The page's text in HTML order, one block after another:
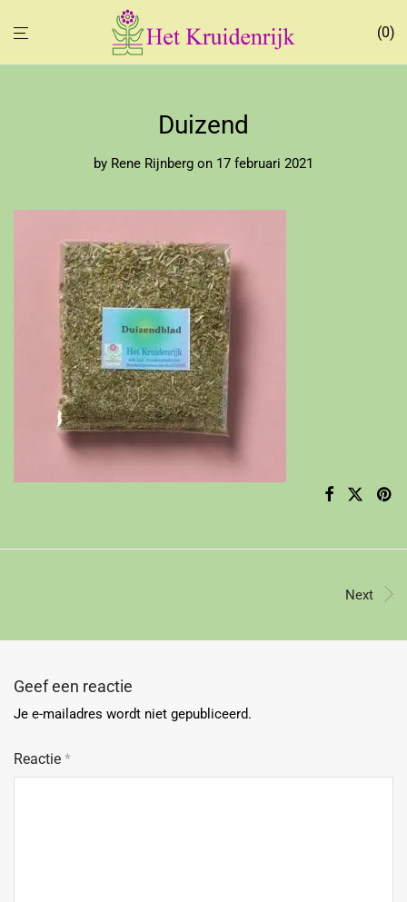
0
Duizend
by Rene Rijnberg on 17 februari 2021
Next
Geef een reactie
Je e-mailadres wordt niet gepubliceerd.
Reactie *